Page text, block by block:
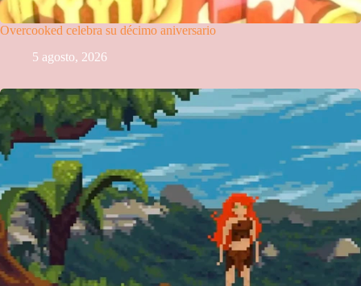
Overcooked celebra su décimo aniversario
5 agosto, 2026